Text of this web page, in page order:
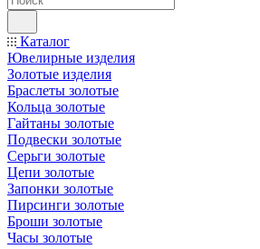
Каталог
Ювелирные изделия
Золотые изделия
Браслеты золотые
Кольца золотые
Гайтаны золотые
Подвески золотые
Серьги золотые
Цепи золотые
Запонки золотые
Пирсинги золотые
Броши золотые
Часы золотые